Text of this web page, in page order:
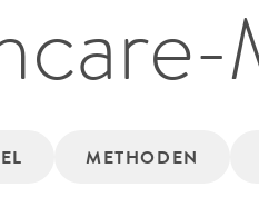
METHODEN